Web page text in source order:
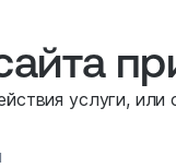
услуги,